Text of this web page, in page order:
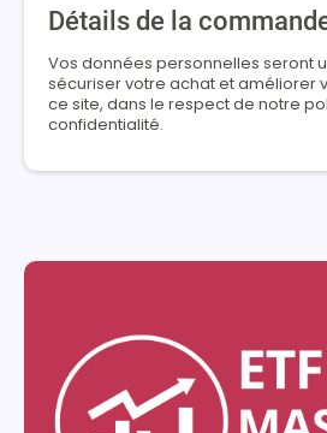
Détails de la
Vos données personnelles seront
sécuriser votre achat et améliorer
ce site, dans le respect de notre
confidentialité.